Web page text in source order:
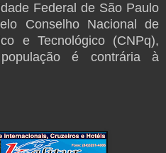
Federal de São Paulo
Conselho Nacional de
e Tecnológico (CNPq),
é contrária à